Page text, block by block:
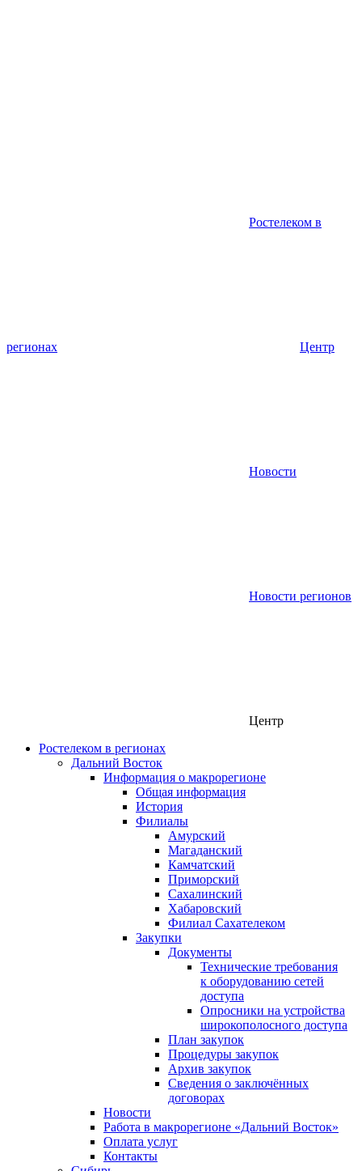
Ростелеком в
регионах Центр
Новости
Новости регионов
Центр
Ростелеком в регионах
Дальний Восток
Информация о макрорегионе
Общая информация
История
Филиалы
Амурский
Магаданский
Камчатский
Приморский
Сахалинский
Хабаровский
Филиал Сахателеком
Закупки
Документы
Технические требования
к оборудованию сетей
доступа
Опросники на устройства
широкополосного доступа
План закупок
Процедуры закупок
Архив закупок
Сведения о заключённых
договорах
Новости
Работа в макрорегионе «Дальний Восток»
Оплата услуг
Контакты